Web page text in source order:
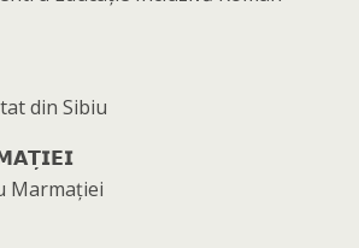
din Sibiu
Marmației